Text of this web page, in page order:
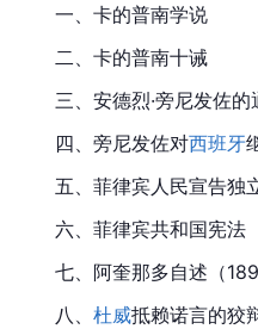
一、卡的普南学说
二、卡的普南十诫
三、安德烈·旁尼发佐
四、旁尼发佐对西班牙
五、 菲律宾人民宣告独
六、 菲律宾共和国宪法
七、 阿奎那多自述（
八、 杜威抵赖诺言的狡